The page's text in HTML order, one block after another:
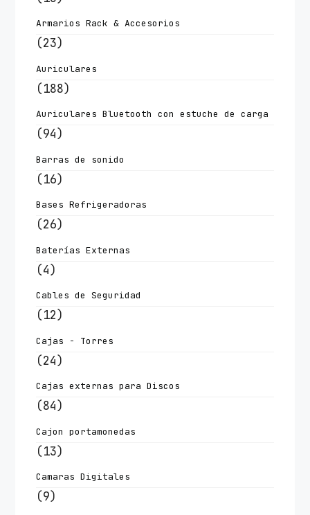
Armarios Rack & Accesorios
(23)
Auriculares
(188)
Auriculares Bluetooth con estuche de carga
(94)
Barras de sonido
(16)
Bases Refrigeradoras
(26)
Baterías Externas
(4)
Cables de Seguridad
(12)
Cajas - Torres
(24)
Cajas externas para Discos
(84)
Cajon portamonedas
(13)
Camaras Digitales
(9)